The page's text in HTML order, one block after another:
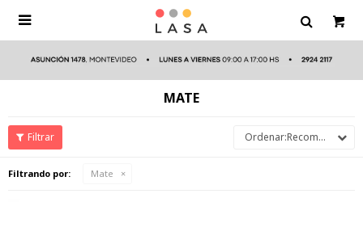

MATE
Recomendados
Filtrando por: Mate